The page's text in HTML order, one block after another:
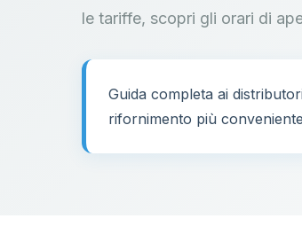
le tariffe, scopri gli orari di
Guida completa ai
rifornimento più